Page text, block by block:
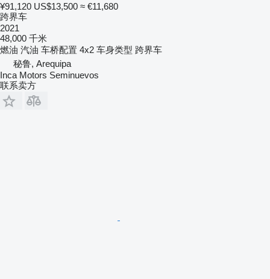
¥91,120 US$13,500 ≈ €11,680
跨界车
2021
48,000 千米
燃油 汽油 车桥配置 4x2 车身类型 跨界车
秘鲁, Arequipa
Inca Motors Seminuevos
联系卖方